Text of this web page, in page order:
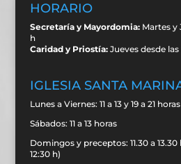
HORARIO
Secretaría y Mayordomia:Martes y
h
Caridad y Priostía:Jueves desde las
IGLESIA SANTA
Lunes a Viernes: 11 a 13 y 19 a 21 horas
Sábados: 11 a 13 horas
Domingos y preceptos: 11.30 a
12:30 h)